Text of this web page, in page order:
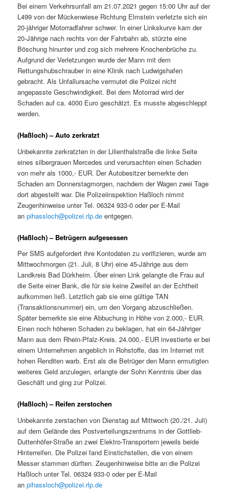
Bei einem Verkehrsunfall am 21.07.2021 gegen 15:00 Uhr auf der
L499 von der Mückenwiese Richtung Elmstein verletzte sich ein
20-jähriger Motorradfahrer schwer. In einer Linkskurve kam der
20-Jährige nach rechts von der Fahrbahn ab, stürzte eine
Böschung hinunter und zog sich mehrere Knochenbrüche zu.
Aufgrund der Verletzungen wurde der Mann mit dem
Rettungshubschrauber in eine Klinik nach Ludwigshafen
gebracht. Als Unfallursache vermutet die Polizei nicht
angepasste Geschwindigkeit. Bei dem Motorrad wird der
Schaden auf ca. 4000 Euro geschätzt. Es musste abgeschleppt
werden.
(Haßloch) – Auto zerkratzt
Unbekannte zerkratzten in der Lilienthalstraße die linke Seite
eines silbergrauen Mercedes und verursachten einen Schaden
von mehr als 1000,- EUR. Der Autobesitzer bemerkte den
Schaden am Donnerstagmorgen, nachdem der Wagen zwei Tage
dort abgestellt war. Die Polizeiinspektion Haßloch nimmt
Zeugenhinweise unter Tel. 06324 933-0 oder per E-Mail
anpihassloch@polizei.rlp.de entgegen.
(Haßloch) – Betrügern aufgesessen
Per SMS aufgefordert ihre Kontodaten zu verifizieren, wurde am
Mittwochmorgen (21. Juli, 8 Uhr) eine 45-Jährige aus dem
Landkreis Bad Dürkheim. Über einen Link gelangte die Frau auf
die Seite einer Bank, die für sie keine Zweifel an der Echtheit
aufkommen ließ. Letztlich gab sie eine gültige TAN
(Transaktionsnummer) ein, um den Vorgang abzuschließen.
Später bemerkte sie eine Abbuchung in Höhe von 2.000,- EUR.
Einen noch höheren Schaden zu beklagen, hat ein 64-Jähriger
Mann aus dem Rhein-Pfalz-Kreis. 24.000,- EUR investierte er bei
einem Unternehmen angeblich in Rohstoffe, das im Internet mit
hohen Renditen warb. Erst als die Betrüger den Mann ermutigten
weiteres Geld anzulegen, erlangte der Sohn Kenntnis über das
Geschäft und ging zur Polizei.
(Haßloch) – Reifen zerstochen
Unbekannte zerstachen von Dienstag auf Mittwoch (20./21. Juli)
auf dem Gelände des Postverteilungszentrums in der Gottlieb-
Duttenhöfer-Straße an zwei Elektro-Transportern jeweils beide
Hinterreifen. Die Polizei fand Einstichstellen, die von einem
Messer stammen dürften. Zeugenhinweise bitte an die Polizei
Haßloch unter Tel. 06324 933-0 oder per E-Mail
anpihassloch@polizei.rlp.de